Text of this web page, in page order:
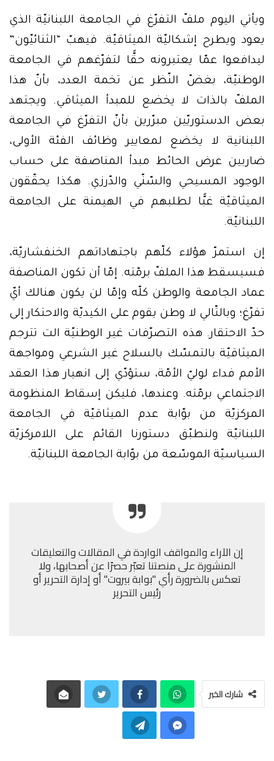
ويأتي اليوم ملفّ التفرّغ في الجامعة اللبنانيّة الذي
يعود ويطرح إشكاليّة الميثاقيّة. فيهبّ “الثنائيّون”
ليدافعوا عمّا يعتبرونه حقًّا لتفرّغهم في الجامعة
الوطنيّة، بغضّ النّظر عن تخمة العدد، بأنّ هذا
الملفّ بالذات لا يخضع للمبدأ الميثاقي. ويجتهد
بعض الدستوريّين مبرّرين بأنّ التفرّغ في الجامعة
اللبنانية لا يخضع لمعايير وظائف الفئة الأولى،
ضاربين عرض الحائط مبدأ المناصفة على حساب
الوجود المسيحي والسّنّي والدّرزي. هكذا يحقّقون
الميثاقيّة غبًّا لطلبهم في الهيمنة على الجامعة
اللبنانيّة.
إن استمرّ هؤلاء كلّهم باجتهاداتهم الخنفشاريّة،
فسيسقط هذا الملفّ برمّته. إمّا أن تكون المناصفة
عماد الجامعة والوطن كلّه وإمّا لن يكون هنالك أيّ
تفرّغ؛ وبالتّالي لا وطن يقوم على الكيديّة والاحتكار إلى
حدّ الاحتقار. هذه التصرّفات غير الوطنيّة الت تترجم
الميثاقيّة بالتمسّك بالسلاح غير الشرعي ومواجهة
الأمم فداء لوليّ الأمّة، ستؤدّي إلى انهيار هذا العقد
الاجتماعي برمّته. وعندها، فليكن إسقاط المنظومة
المركزيّة من بوّابة عدم الميثاقيّة في الجامعة
اللبنانيّة ولنطبّق دستورنا القائم على اللامركزيّة
السياسيّة الموسّعة من بوّابة الجامعة اللبنانيّة.
إن الآراء والمواقف الواردة في المقالات والتعليقات
المنشورة على منصتنا تعبّر حصرًا عن أصحابها، ولا
تعكس بالضرورة رأي "بوابة بيروت" أو إدارة التحرير أو
رئيس التحرير
شارك الخبر